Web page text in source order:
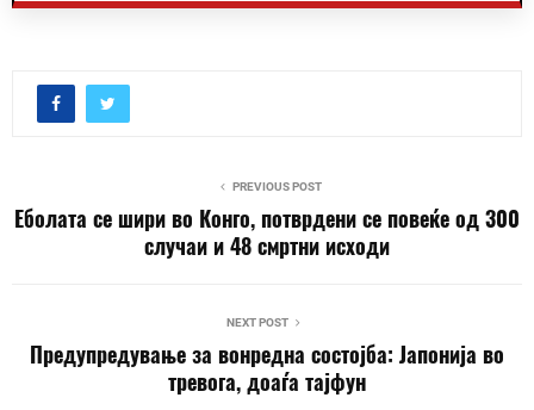
PREVIOUS POST
Еболата се шири во Конго, потврдени се повеќе од 300
случаи и 48 смртни исходи
NEXT POST
Предупредување за вонредна состојба: Јапонија во
тревога, доаѓа тајфун